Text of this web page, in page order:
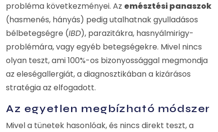
probléma következményei. Az emésztési panaszok
(hasmenés, hányás) pedig utalhatnak gyulladásos
bélbetegségre (IBD), parazitákra, hasnyálmirigy-
problémára, vagy egyéb betegségekre. Mivel nincs
olyan teszt, ami 100%-os bizonyossággal megmondja
az eleségallergiát, a diagnosztikában a kizárásos
stratégia az elfogadott.
Az egyetlen megbízható módszer
Mivel a tünetek hasonlóak, és nincs direkt teszt, a